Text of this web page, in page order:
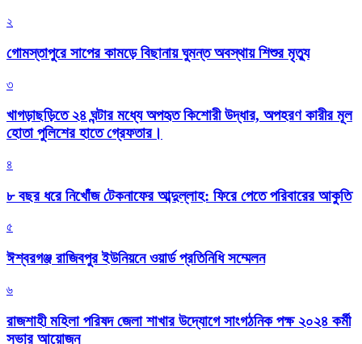
২
গোমস্তাপুরে সাপের কামড়ে বিছানায় ঘুমন্ত অবস্থায় শিশুর মৃত্যু
৩
খাগড়াছড়িতে ২৪ ঘন্টার মধ্যে অপহৃত কিশোরী উদ্ধার, অপহরণ কারীর মূল
হোতা পুলিশের হাতে গ্রেফতার।
৪
৮ বছর ধরে নিখোঁজ টেকনাফের আব্দুল্লাহ: ফিরে পেতে পরিবারের আকুতি
৫
ঈশ্বরগঞ্জ রাজিবপুর ইউনিয়নে ওয়ার্ড প্রতিনিধি সম্মেলন
৬
রাজশাহী মহিলা পরিষদ জেলা শাখার উদ্যোগে সাংগঠনিক পক্ষ ২০২৪ কর্মী
সভার আয়োজন